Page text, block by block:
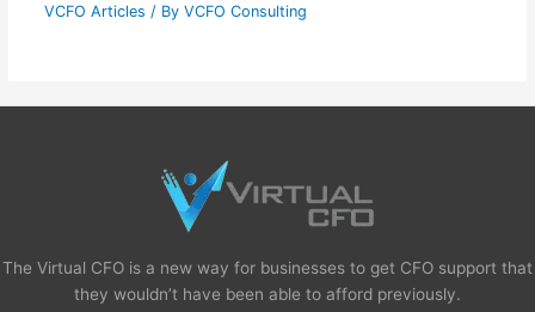
VCFO Articles / By VCFO Consulting
The Virtual CFO is a new way for businesses to get CFO support that
they wouldn’t have been able to afford previously.